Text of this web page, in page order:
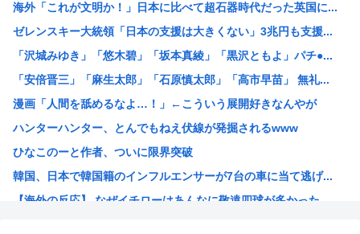
【衝撃】JKの従姉妹が泊まりに来た結果www
【速報】なぜか読める画像が発見されるwww
【衝撃】清水アキラさんの息子・清水良太郎さん死去で落語家...
【困惑】ミセスグリーンアップルさんってもう落ち目なんか？...
特定外来カミキリムシに1匹300円の賞金をかけた高崎市、...
【朗報】 消費減税、閣議決定 来年4月から2年間1％に
まんさん被災地に手作りおにぎりを出荷www
毎年恒例の中国大洪水。湖北省秭帰県の現在の様子がこちら
海外「これが文明か！」日本に比べて超石器時代だった英国に...
ゼレンスキー大統領「日本の支援は大きくない」3兆円も支援...
「沢城みゆき」「悠木碧」「坂本真綾」「黒沢ともよ」パチ●...
「安倍晋三」「麻生太郎」「石原慎太郎」「高市早苗」 無礼...
漫画「人間を舐めるなよ…！」←こういう展開好きなんやが
ハンターハンター、とんでもねえ伏線が発掘されるwww
ひなこのーと作者、ついに限界突破
韓国、日本で韓国籍のインフルエンサーが7台の車に当て逃げ...
【海外の反応】 なぜイチローはあんなに敬遠四球が多かった...